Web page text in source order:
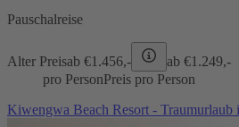
Pauschalreise
Alter Preisab €1.456,- ab €1.249,-
pro PersonPreis pro Person
Kiwengwa Beach Resort - Traumurlaub